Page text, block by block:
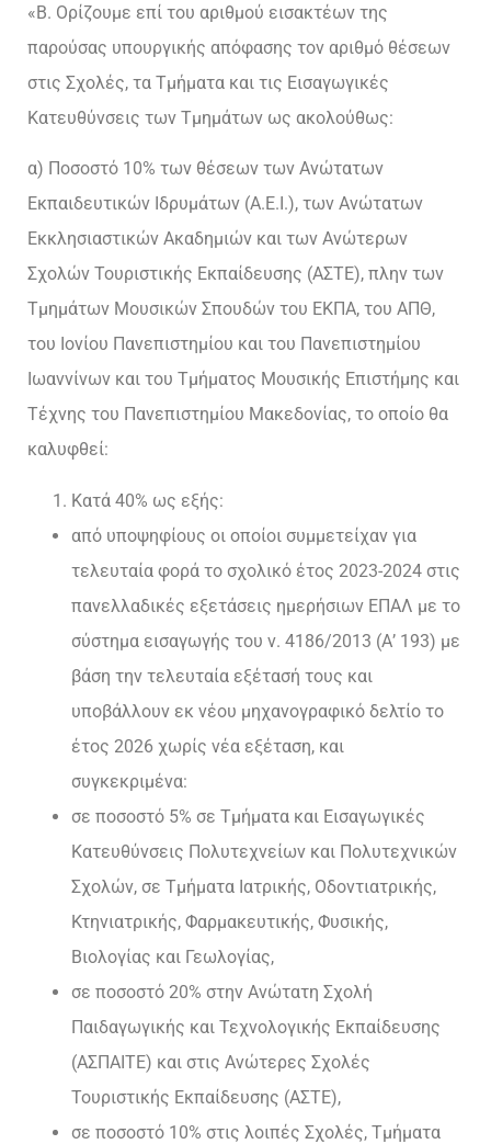
«Β. Ορίζουμε επί του αριθμού εισακτέων της
παρούσας υπουργικής απόφασης τον αριθμό θέσεων
στις Σχολές, τα Τμήματα και τις Εισαγωγικές
Κατευθύνσεις των Τμημάτων ως ακολούθως:
α) Ποσοστό 10% των θέσεων των Ανώτατων
Εκπαιδευτικών Ιδρυμάτων (Α.Ε.Ι.), των Ανώτατων
Εκκλησιαστικών Ακαδημιών και των Ανώτερων
Σχολών Τουριστικής Εκπαίδευσης (ΑΣΤΕ), πλην των
Τμημάτων Μουσικών Σπουδών του ΕΚΠΑ, του ΑΠΘ,
του Ιονίου Πανεπιστημίου και του Πανεπιστημίου
Ιωαννίνων και του Τμήματος Μουσικής Επιστήμης και
Τέχνης του Πανεπιστημίου Μακεδονίας, το οποίο θα
καλυφθεί:
Κατά 40% ως εξής:
από υποψηφίους οι οποίοι συμμετείχαν για
τελευταία φορά το σχολικό έτος 2023-2024 στις
πανελλαδικές εξετάσεις ημερήσιων ΕΠΑΛ με το
σύστημα εισαγωγής του ν. 4186/2013 (Α’ 193) με
βάση την τελευταία εξέτασή τους και
υποβάλλουν εκ νέου μηχανογραφικό δελτίο το
έτος 2026 χωρίς νέα εξέταση, και
συγκεκριμένα:
σε ποσοστό 5% σε Τμήματα και Εισαγωγικές
Κατευθύνσεις Πολυτεχνείων και Πολυτεχνικών
Σχολών, σε Τμήματα Ιατρικής, Οδοντιατρικής,
Κτηνιατρικής, Φαρμακευτικής, Φυσικής,
Βιολογίας και Γεωλογίας,
σε ποσοστό 20% στην Ανώτατη Σχολή
Παιδαγωγικής και Τεχνολογικής Εκπαίδευσης
(ΑΣΠΑΙΤΕ) και στις Ανώτερες Σχολές
Τουριστικής Εκπαίδευσης (ΑΣΤΕ),
σε ποσοστό 10% στις λοιπές Σχολές, Τμήματα